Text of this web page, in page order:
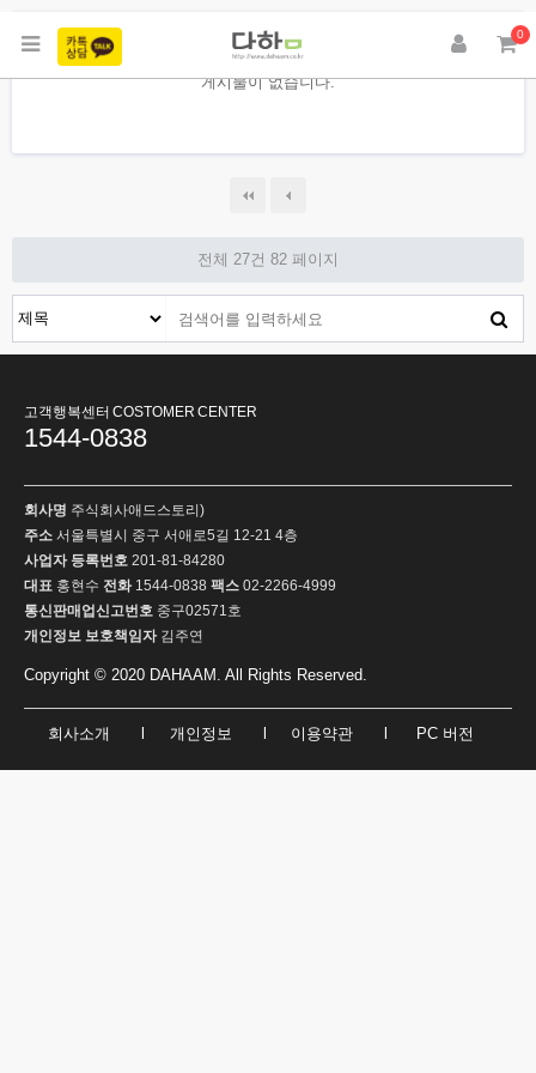
0
게시물이 없습니다.
전체 27건 82 페이지
고객행복센터 COSTOMER CENTER
1544-0838
회사명 주식회사애드스토리)
주소 서울특별시 중구 서애로5길 12-21 4층
사업자 등록번호 201-81-84280
대표 홍현수 전화1544-0838 팩스 02-2266-4999
통신판매업신고번호 중구02571호
개인정보 보호책임자김주연
Copyright © 2020 DAHAAM. All Rights Reserved.
회사소개 개인정보 이용약관 PC 버전